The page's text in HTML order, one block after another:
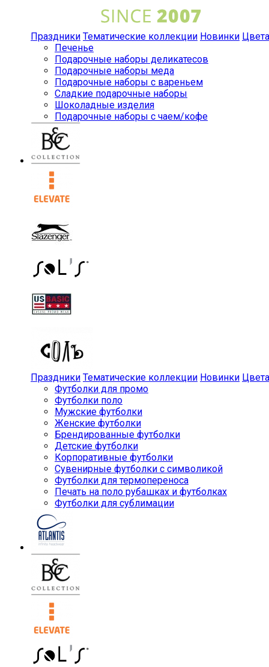
Праздники Тематические коллекции Новинки Цвета
Печенье
Подарочные наборы деликатесов
Подарочные наборы меда
Подарочные наборы с вареньем
Сладкие подарочные наборы
Шоколадные изделия
Подарочные наборы с чаем/кофе
Праздники Тематические коллекции Новинки Цвета
Футболки для промо
Футболки поло
Мужские футболки
Женские футболки
Брендированные футболки
Детские футболки
Корпоративные футболки
Сувенирные футболки с символикой
Футболки для термопереноса
Печать на поло рубашках и футболках
Футболки для сублимации